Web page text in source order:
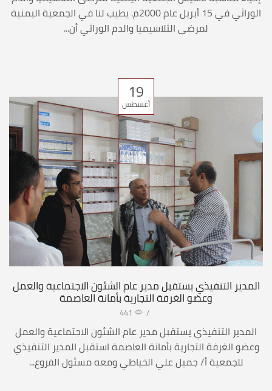
الوراثي في 15 أبريل عام 2000م. يطيب لنا في الجمعية اليمنية
لمرضى الثلاسيميا والدم الوراثي أن...
19
أغسطس
المدير التنفيذي يستقبل مدير عام الشئون الاجتماعية والعمل
وعضو الغرفة التجارية بأمانة العاصمة
/
441
المدير التنفيذي يستقبل مدير عام الشئون الاجتماعية والعمل
وعضو الغرفة التجارية بأمانة العاصمة استقبل المدير التنفيذي
للجمعية أ/ جميل علي الخياطي ومعه مسئول الفروع...